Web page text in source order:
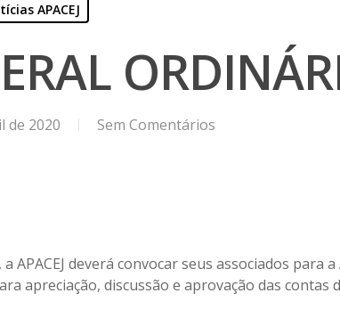
APACEJ
de 2020 Sem Comentários
APACEJ deverá convocar seus associados para
apreciação, discussão e aprovação das contas